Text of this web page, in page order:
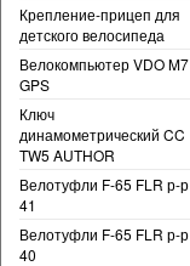
Крепление-прицеп для
детского велосипеда
Велокомпьютер VDO M7
GPS
Ключ
динамометрический CC
TW5 AUTHOR
Велотуфли F-65 FLR р-р
41
Велотуфли F-65 FLR р-р
40